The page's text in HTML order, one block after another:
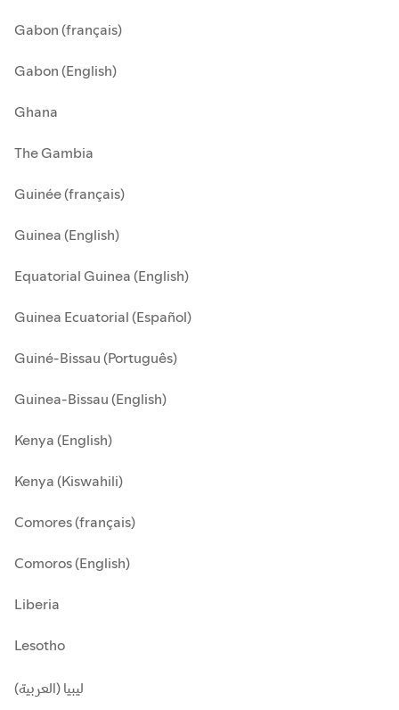
Gabon (français)
Gabon (English)
Ghana
The Gambia
Guinée (français)
Guinea (English)
Equatorial Guinea (English)
Guinea Ecuatorial (Español)
Guiné-Bissau (Português)
Guinea-Bissau (English)
Kenya (English)
Kenya (Kiswahili)
Comores (français)
Comoros (English)
Liberia
Lesotho
ليبيا (العربية)